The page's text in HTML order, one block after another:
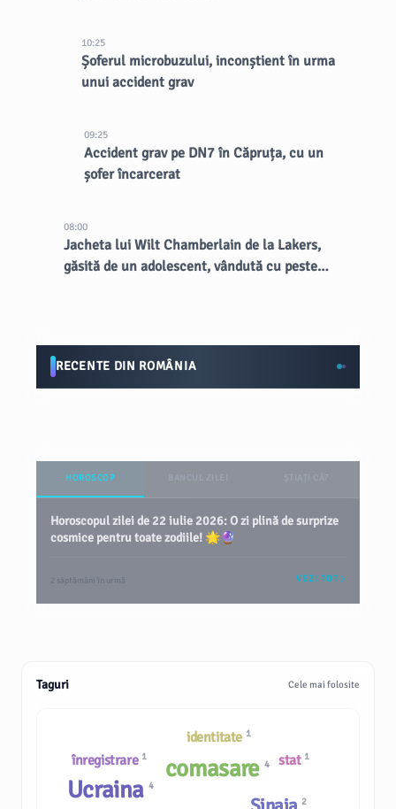
10:25
Șoferul microbuzului, inconștient în urma
unui accident grav
09:25
Accident grav pe DN7 în Căpruța, cu un
șofer încarcerat
08:00
Jacheta lui Wilt Chamberlain de la Lakers,
găsită de un adolescent, vândută cu peste
RECENTE DIN ROMÂNIA
HOROSCOP
Horoscopul zilei de 22 iulie 2026: O zi plină de surprize
cosmice pentru toate zodiile! 🌟🔮
2 săptămâni în urmă VEZI TOT
Taguri Cele mai folosite
2
înregistrare 1 stat 1
identitate 1
comasare 4
Ucraina 4